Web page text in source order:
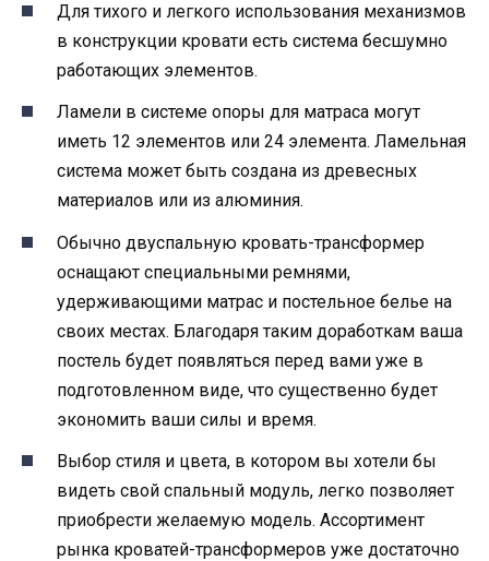
Для тихого и легкого использования механизмов
в конструкции кровати есть система бесшумно
работающих элементов.
Ламели в системе опоры для матраса могут
иметь 12 элементов или 24 элемента. Ламельная
система может быть создана из древесных
материалов или из алюминия.
Обычно двуспальную кровать-трансформер
оснащают специальными ремнями,
удерживающими матрас и постельное белье на
своих местах. Благодаря таким доработкам ваша
постель будет появляться перед вами уже в
подготовленном виде, что существенно будет
экономить ваши силы и время.
Выбор стиля и цвета, в котором вы хотели бы
видеть свой спальный модуль, легко позволяет
приобрести желаемую модель. Ассортимент
рынка кроватей-трансформеров уже достаточно